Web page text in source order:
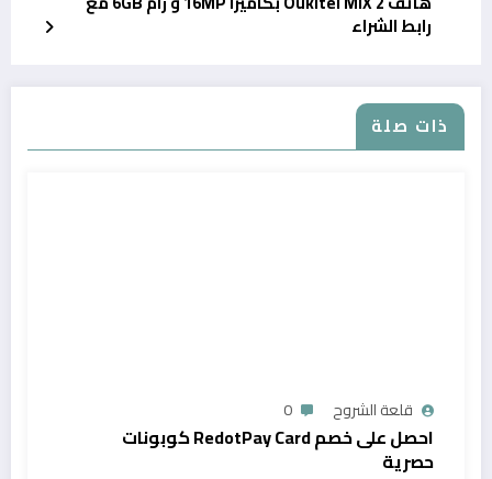
رابط الشراء
ذات صلة
قلعة الشروح 0
احصل على خصم RedotPay Card كوبونات
حصرية